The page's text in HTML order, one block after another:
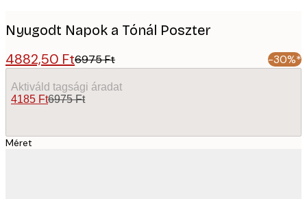
Nyugodt Napok a Tónál Poszter
4882,50 Ft6975 Ft -30%*
Aktiváld tagsági áradat
4185 Ft6975 Ft
Méret